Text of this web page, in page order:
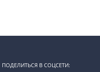
ПОДЕЛИТЬСЯ В СОЦСЕТИ: